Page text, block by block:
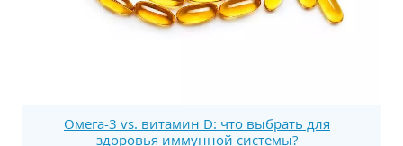
Омега-3 vs. витамин D: что выбрать для
здоровья иммунной системы?